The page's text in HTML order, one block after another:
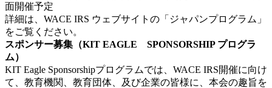
面開催予定
詳細は、WACE IRS ウェブサイトの「ジャパンプログラム」
をご覧ください。
スポンサー募集（KIT EAGLE SPONSORSHIP プログラ
ム）
KIT Eagle Sponsorshipプログラムでは、WACE IRS開催に向け
て、教育機関、教育団体、及び企業の皆様に、本会の趣旨を